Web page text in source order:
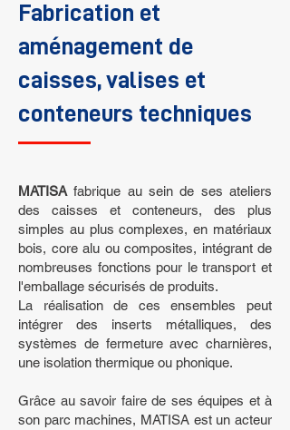
Fabrication et
aménagement de
caisses, valises et
conteneurs techniques
MATISA fabrique au sein de ses ateliers
des caisses et conteneurs, des plus
simples au plus complexes, en matériaux
bois, core alu ou composites, intégrant de
nombreuses fonctions pour le transport et
l'emballage sécurisés de produits.
La réalisation de ces ensembles peut
intégrer des inserts métalliques, des
systèmes de fermeture avec charnières,
une isolation thermique ou phonique.
Grâce au savoir faire de ses équipes et à
son parc machines, MATISA est un acteur